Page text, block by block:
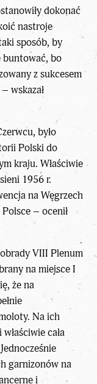
dokonać
nastroje
sposób, by
buntować, bo
z sukcesem
wskazał
było
Polski do
kraju. Właściwie
1956 r.
na Węgrzech
– ocenił
VIII Plenum
na miejsce I
że na
Na ich
cała
garnizonów na
i